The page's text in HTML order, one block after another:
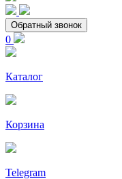
Обратный звонок
0
Каталог
Корзина
Telegram